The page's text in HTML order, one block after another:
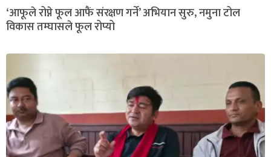
‘आफूले रोप्ने फूल आफैं संरक्षण गर्ने’ अभियान सुरु, नमुना टोल
विकास तम्घासले फूल रोप्यो